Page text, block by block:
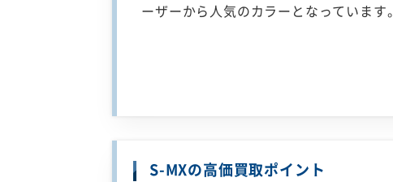
ーザーから人気のカラーとなっています。
S-MXの高価買取ポイント